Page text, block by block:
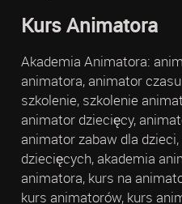
Kurs Animatora
Akademia Animatora:
animatora, animator
szkolenie, szkolenie
animator dziecięcy,
animator zabaw dla
dziecięcych, akademia
animatora, kurs na
kurs animatorów, kurs